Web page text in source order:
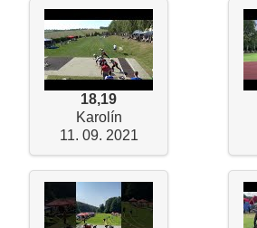
18,19
Karolín
11. 09. 2021